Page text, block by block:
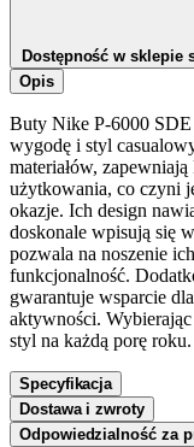
Dostępność w sklepie
Opis
Buty Nike P-6000 SDE
wygodę i styl
materiałów,
użytkowania, co czyni
okazje. Ich design
doskonale wpisują się
pozwala na noszenie
funkcjonalność.
gwarantuje wsparcie
aktywności.
styl na każdą porę roku.
Specyfikacja
Dostawa i zwroty
Odpowiedzialność za